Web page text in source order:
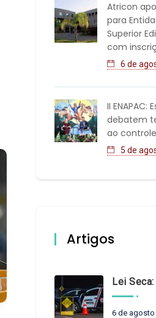
Atricon
para
Superior
com
6 de
II ENAPAC:
debatem
ao
5 de
Artigos
Lei Seca: da
6 de agosto